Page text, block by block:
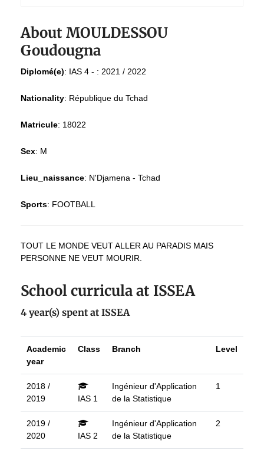
About MOULDESSOU
Goudougna
Diplomé(e): IAS 4 - : 2021 / 2022
Nationality: République du Tchad
Matricule: 18022
Sex: M
Lieu_naissance: N'Djamena - Tchad
Sports: FOOTBALL
TOUT LE MONDE VEUT ALLER AU PARADIS MAIS
PERSONNE NE VEUT MOURIR.
School curricula at ISSEA
4 year(s) spent at ISSEA
Academic
year
Class Branch Level
2018 /
2019
IAS 1
Ingénieur d'Application
de la Statistique
1
2019 /
2020
IAS 2
Ingénieur d'Application
de la Statistique
2